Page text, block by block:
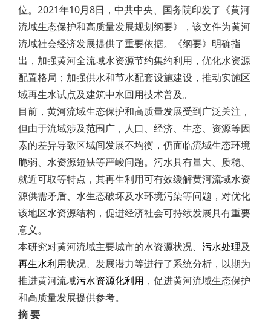
位。2021年10月8日，中共中央、国务院印发了《黄河
流域生态保护和高质量发展规划纲要》，该文件为黄河
流域社会经济发展提供了重要依据。《纲要》明确指
出，加强黄河全流域水资源节约集约利用，优化水资源
配置格局；加强供水和节水配套设施建设，推动实施区
域再生水试点及建筑中水回用技术普及。
目前，黄河流域生态保护和高质量发展受到广泛关注，
但由于流域涉及范围广，人口、经济、生态、资源等因
素的差异导致区域间发展不均衡，仍面临流域生态环境
脆弱、水资源短缺等严峻问题。污水具有量大、质稳、
就近可取等特点，其再生利用可有效缓解黄河流域水资
源供需矛盾、水生态破坏及水环境污染等问题，对优化
该地区水资源结构，促进经济社会可持续发展具有重要
意义。
本研究对黄河流域主要城市的水资源状况、 污水处理及
再生水利用状况、发展潜力等进行了系统分析，以期为
推进黄河流域污水资源化利用 ，促进黄河流域生态保护
和高质量发展提供参考。
摘 要